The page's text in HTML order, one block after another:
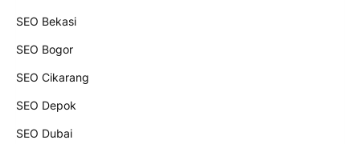
SEO Bekasi
SEO Bogor
SEO Cikarang
SEO Depok
SEO Dubai